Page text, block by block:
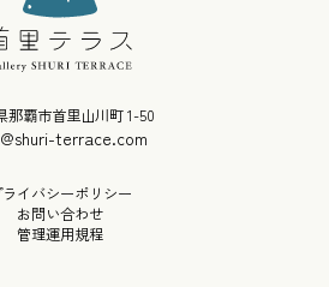
那覇市首里山川町 1-50
terrace.com
ライバシーポリシー
お問い合わせ
管理運用規程